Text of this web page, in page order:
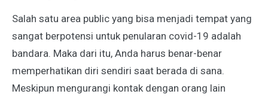
Salah satu area public yang bisa menjadi tempat yang
sangat berpotensi untuk penularan covid-19 adalah
bandara. Maka dari itu, Anda harus benar-benar
memperhatikan diri sendiri saat berada di sana.
Meskipun mengurangi kontak dengan orang lain